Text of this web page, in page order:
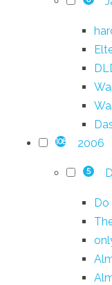
108 2006
5